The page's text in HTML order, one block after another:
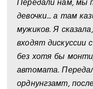
Передали нам, мы
девочки… а там
мужиков. Я
входят
без хотя бы
автомата.
орднунгзамт,